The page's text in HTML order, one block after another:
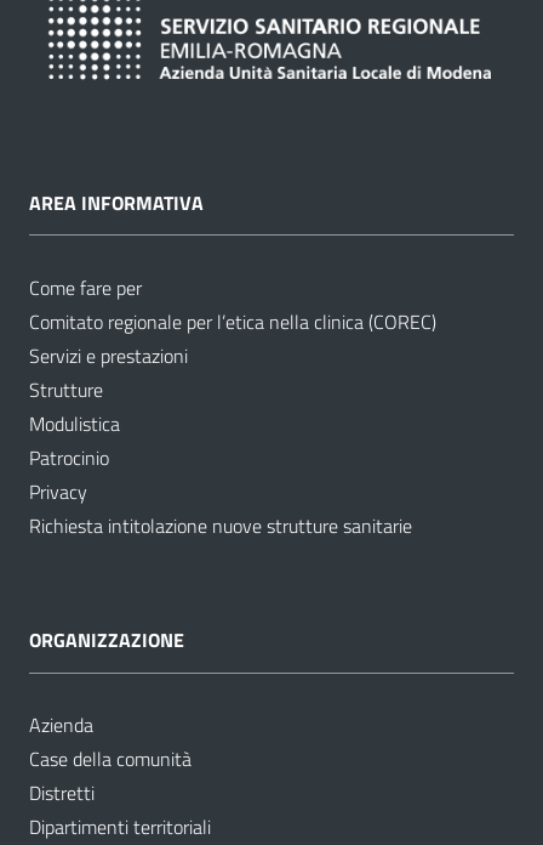
AREA INFORMATIVA
Come fare per
Comitato regionale per l’etica nella clinica (COREC)
Servizi e prestazioni
Strutture
Modulistica
Patrocinio
Privacy
Richiesta intitolazione nuove strutture sanitarie
ORGANIZZAZIONE
Azienda
Case della comunità
Distretti
Dipartimenti territoriali